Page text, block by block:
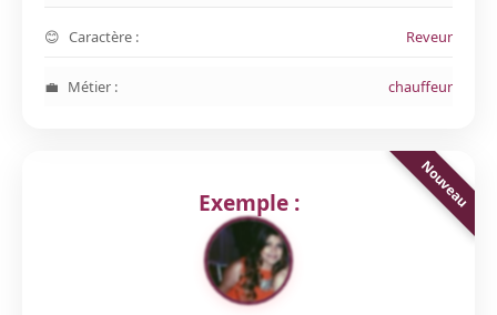
Caractère : Reveur
Métier : chauffeur
Exemple :